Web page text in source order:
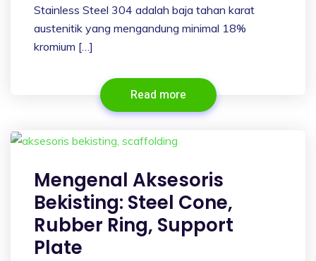
Stainless Steel 304 adalah baja tahan karat
austenitik yang mengandung minimal 18%
kromium […]
Read more
Mengenal Aksesoris
Bekisting: Steel Cone,
Rubber Ring, Support
Plate